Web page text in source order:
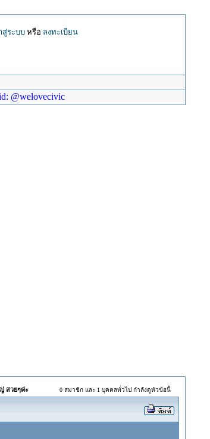
สู่ระบบหรือ ลงทะเบียน
@welovecivic
สวยๆค่ะ 0 สมาชิก และ 1 บุคคลทั่วไป กำลังดูหัวข้อนี้